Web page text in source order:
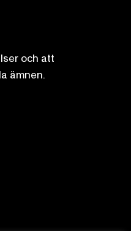
och att
ämnen.